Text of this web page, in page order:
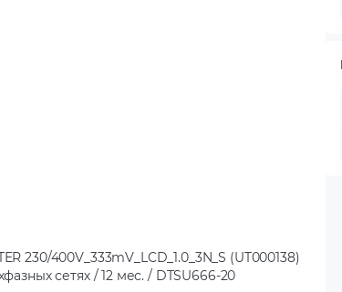
230/400V_333mV_LCD_1.0_3N_S (UT000138)
сетях / 12 мес. / DTSU666-20